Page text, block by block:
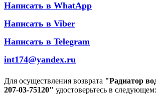
Написать в WhatApp
Написать в Viber
Написать в Telegram
int174@yandex.ru
Для осуществления возврата "Радиатор
207-03-75120" удостоверьтесь в следующем: